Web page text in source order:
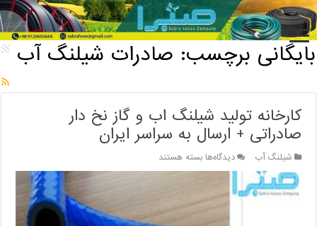
خانه / بایگانی برچسب: صادرات شیلنگ آب
بایگانی برچسب: صادرات شیلنگ آب
کارخانه تولید شیلنگ اب و گاز نخ دار
صادراتی + ارسال به سراسر ایران
شیلنگ آب دیدگاه‌هابرای
کارخانه
اب
بسته هستند